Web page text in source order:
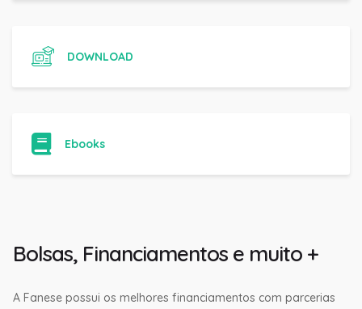
DOWNLOAD
Ebooks
Bolsas, Financiamentos e muito +
A Fanese possui os melhores financiamentos com parcerias